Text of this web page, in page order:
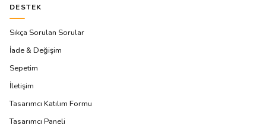
DESTEK
Sıkça Sorulan Sorular
İade & Değişim
Sepetim
İletişim
Tasarımcı Katılım Formu
Tasarımcı Paneli